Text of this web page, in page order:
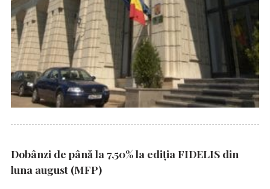
Dobânzi de până la 7,50% la ediția FIDELIS din
luna august (MFP)